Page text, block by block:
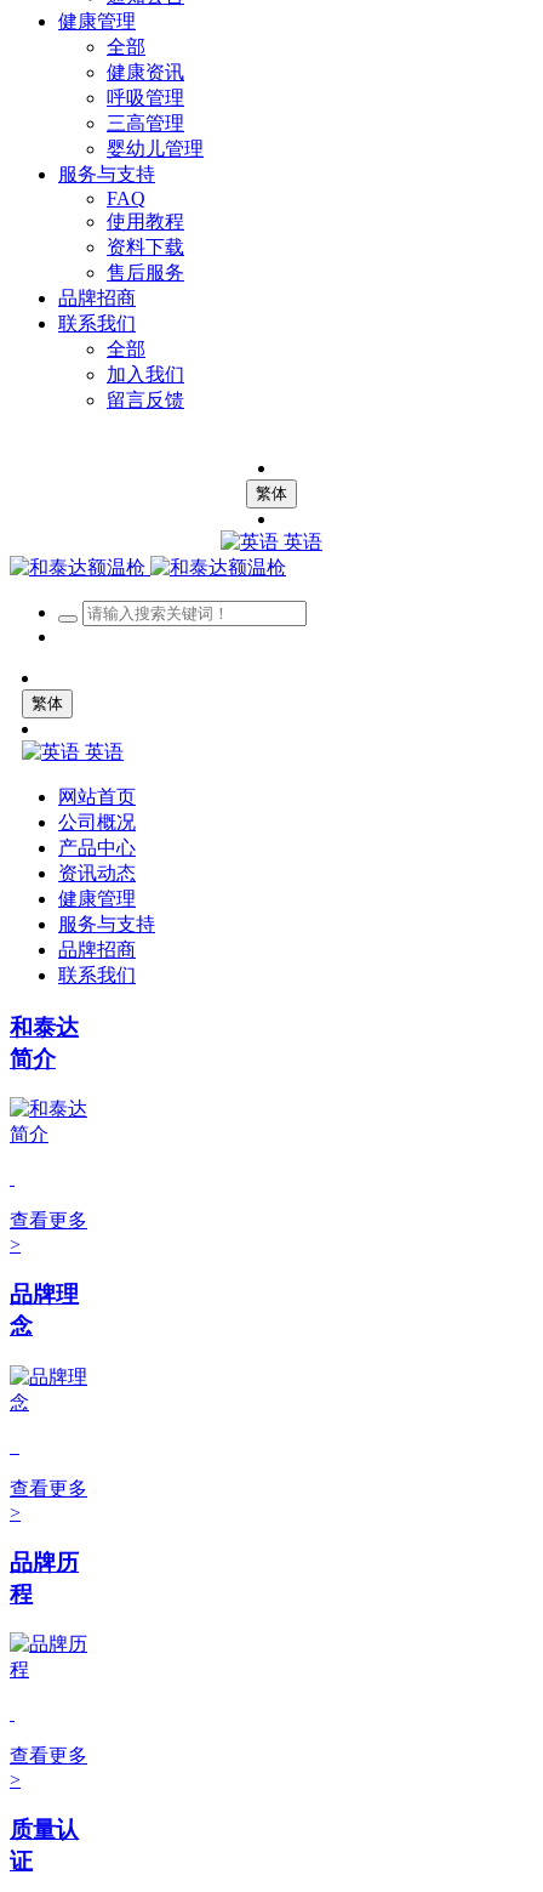
健康管理
全部
健康资讯
呼吸管理
三高管理
婴幼儿管理
服务与支持
FAQ
使用教程
资料下载
售后服务
品牌招商
联系我们
全部
加入我们
留言反馈
繁体
英语
繁体
英语
网站首页
公司概况
产品中心
资讯动态
健康管理
服务与支持
品牌招商
联系我们
和泰达
简介
查看更多
>
品牌理
念
查看更多
>
品牌历
程
查看更多
>
质量认
证